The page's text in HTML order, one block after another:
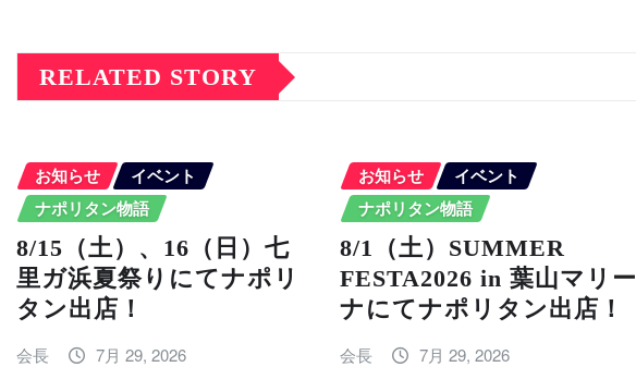
RELATED STORY
お知らせ
イベント
ナポリタン物語
8/15（土）、16（日）七
里ガ浜夏祭りにてナポリ
タン出店！
会長 7月 29, 2026
お知らせ
イベント
ナポリタン物語
8/1（土）SUMMER
FESTA2026 in 葉山マリー
ナにてナポリタン出店！
会長 7月 29, 2026